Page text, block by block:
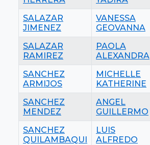
SALAZAR
JIMENEZ
VANESSA
GEOVANNA
SALAZAR
RAMIREZ
PAOLA
ALEXANDRA
SANCHEZ
ARMIJOS
MICHELLE
KATHERINE
SANCHEZ
MENDEZ
ANGEL
GUILLERMO
SANCHEZ
QUILAMBAQUI
LUIS
ALFREDO